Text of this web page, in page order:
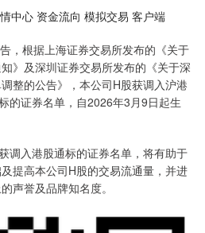
中心 资金流向 模拟交易 客户端
根据上海证券交易所发布的《关于
》及深圳证券交易所发布的《关于深
整的公告》，本公司H股获调入沪港
的证券名单，自2026年3月9日起生
入港股通标的证券名单，将有助于
提高本公司H股的交易流通量，并进
声誉及品牌知名度。